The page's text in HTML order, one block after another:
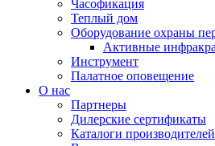
Часофикация
Теплый дом
Оборудование охраны
Активные
Инструмент
Палатное оповещение
О нас
Партнеры
Дилерские сертификаты
Каталоги производителей